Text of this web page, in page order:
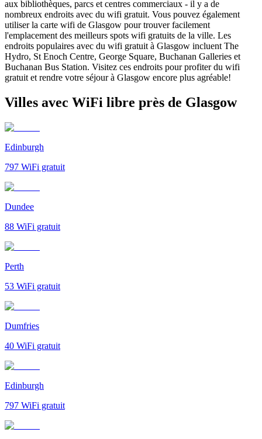
aux bibliothèques, parcs et centres commerciaux - il y a de
nombreux endroits avec du wifi gratuit. Vous pouvez également
utiliser la carte wifi de Glasgow pour trouver facilement
l'emplacement des meilleurs spots wifi gratuits de la ville. Les
endroits populaires avec du wifi gratuit à Glasgow incluent The
Hydro, St Enoch Centre, George Square, Buchanan Galleries et
Buchanan Bus Station. Visitez ces endroits pour profiter du wifi
gratuit et rendre votre séjour à Glasgow encore plus agréable!
Villes avec WiFi libre près de Glasgow
Edinburgh
797 WiFi gratuit
Dundee
88 WiFi gratuit
Perth
53 WiFi gratuit
Dumfries
40 WiFi gratuit
Edinburgh
797 WiFi gratuit